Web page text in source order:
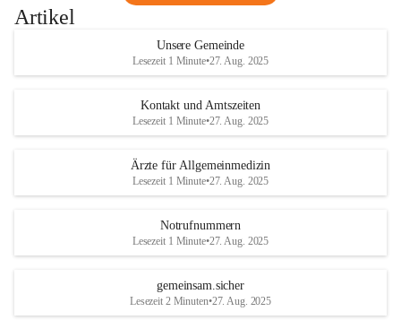
Artikel
Unsere Gemeinde
Lesezeit 1 Minute•27. Aug. 2025
Kontakt und Amtszeiten
Lesezeit 1 Minute•27. Aug. 2025
Ärzte für Allgemeinmedizin
Lesezeit 1 Minute•27. Aug. 2025
Notrufnummern
Lesezeit 1 Minute•27. Aug. 2025
gemeinsam.sicher
Lesezeit 2 Minuten•27. Aug. 2025